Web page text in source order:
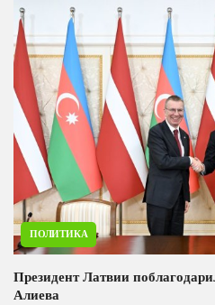
ПОЛИТИКА
Президент Латвии
Алиева